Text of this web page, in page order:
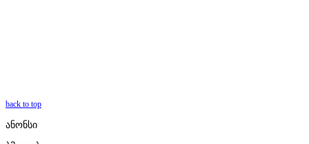
back to top
ანონსი